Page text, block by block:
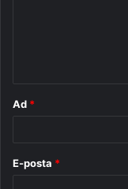
Ad *
E-posta *